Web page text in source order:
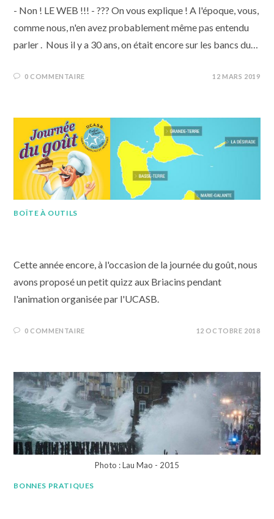
- Non ! LE WEB !!! - ??? On vous explique ! A l'époque, vous,
comme nous, n'en avez probablement même pas entendu
parler . Nous il y a 30 ans, on était encore sur les bancs du…
0 COMMENTAIRE 12 MARS 2019
BOÎTE À OUTILS
Cette année encore, à l'occasion de la journée du goût, nous
avons proposé un petit quizz aux Briacins pendant
l'animation organisée par l'UCASB.
0 COMMENTAIRE 12 OCTOBRE 2018
Photo : Lau Mao - 2015
BONNES PRATIQUES